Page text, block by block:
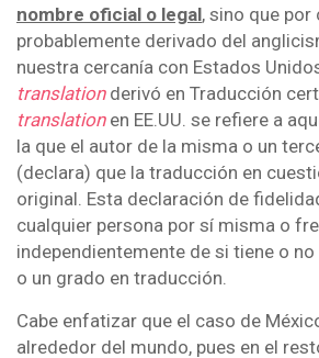
nombre oficial o legal, sino que
probablemente derivado del
nuestra cercanía con Estados
translationderivó en Traducción
translationen EE.UU. se refiere a
la que el autor de la misma o un
(declara) que la traducción en
original. Esta declaración de
cualquier persona por sí misma o
independientemente de si tiene o
o un grado en traducción.
Cabe enfatizar que el caso de
alrededor del mundo, pues en el